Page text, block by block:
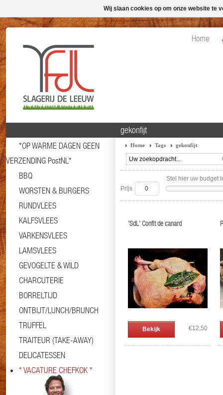
Home
*OP WARME DAGEN GEEN
VERZENDING PostNL*
BBQ
WORSTEN & BURGERS
RUNDVLEES
KALFSVLEES
VARKENSVLEES
LAMSVLEES
GEVOGELTE & WILD
CHARCUTERIE
BORRELTIJD
ONTBIJT/LUNCH/BRUNCH
TRUFFEL
TRAITEUR (TAKE-AWAY)
DELICATESSEN
* VACATURE CHEFKOK *
gekonfijt
Home Tags gekonfijt
Stel hier uw budget
Prijs
'SdL' Confit de canard
Bekijk €12,50
Wij slaan cookies op om onze website te